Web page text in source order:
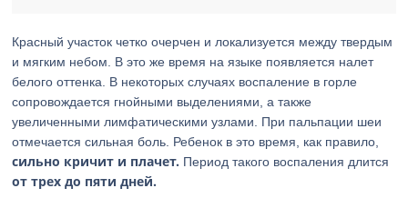
Красный участок четко очерчен и локализуется между твердым
и мягким небом. В это же время на языке появляется налет
белого оттенка. В некоторых случаях воспаление в горле
сопровождается гнойными выделениями, а также
увеличенными лимфатическими узлами. При пальпации шеи
отмечается сильная боль. Ребенок в это время, как правило,
сильно кричит и плачет. Период такого воспаления длится
от трех до пяти дней.